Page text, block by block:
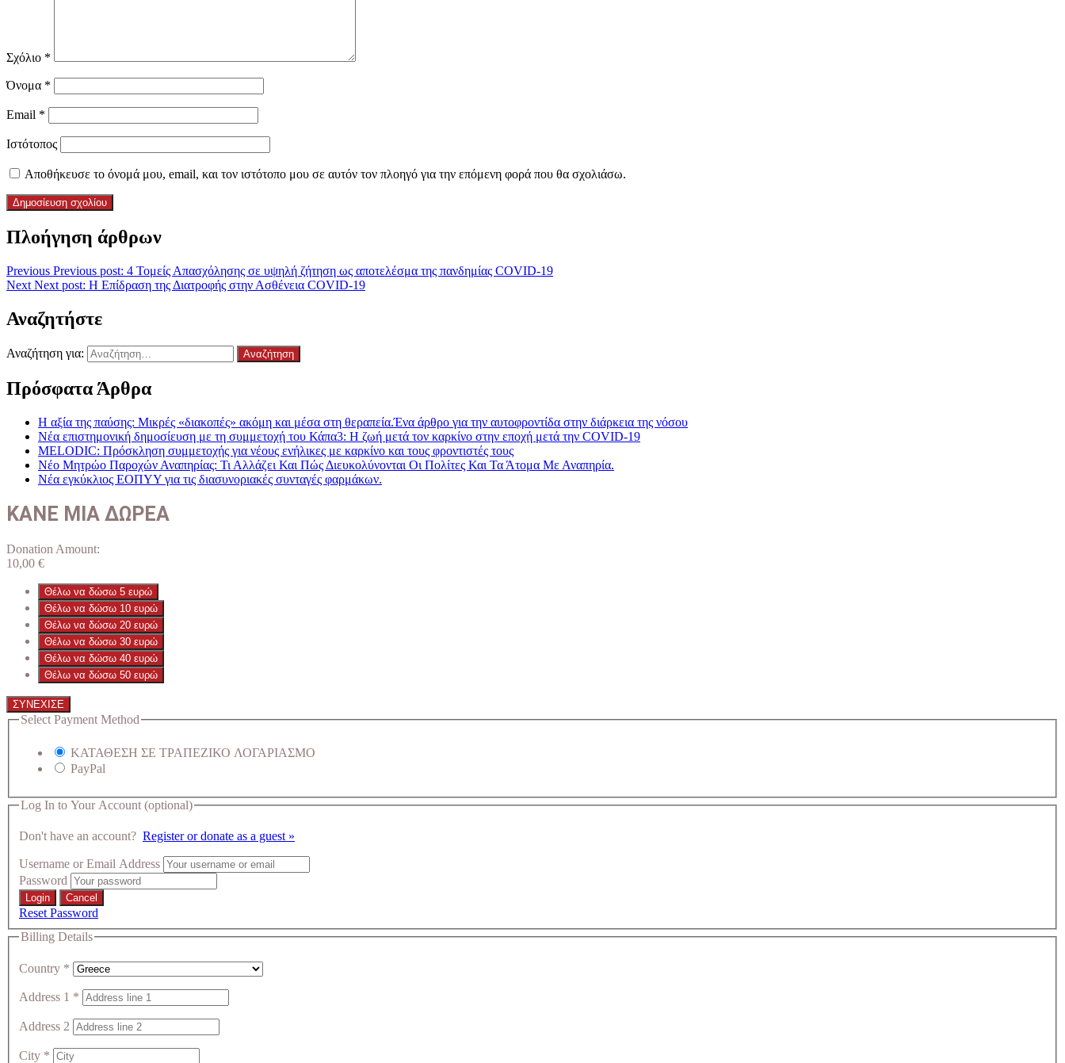
Σχόλιο *
Όνομα *
Email *
Ιστότοπος
Αποθήκευσε το όνομά μου, email, και τον ιστότοπο μου σε αυτόν τον πλοηγό για την επόμενη φορά που θα σχολιάσω.
Πλοήγηση άρθρων
Previous Previous post: 4 Τομείς Απασχόλησης σε υψηλή ζήτηση ως αποτελέσμα της πανδημίας COVID-19
Next Next post: Η Επίδραση της Διατροφής στην Ασθένεια COVID-19
Αναζητήστε
Αναζήτηση για:
Πρόσφατα Άρθρα
Η αξία της παύσης: Μικρές «διακοπές» ακόμη και μέσα στη θεραπεία.Ένα άρθρο για την αυτοφροντίδα στην διάρκεια της νόσου
Νέα επιστημονική δημοσίευση με τη συμμετοχή του Κάπα3: Η ζωή μετά τον καρκίνο στην εποχή μετά την COVID-19
MELODIC: Πρόσκληση συμμετοχής για νέους ενήλικες με καρκίνο και τους φροντιστές τους
Νέο Μητρώο Παροχών Αναπηρίας: Τι Αλλάζει Και Πώς Διευκολύνονται Οι Πολίτες Και Τα Άτομα Με Αναπηρία.
Νέα εγκύκλιος ΕΟΠΥΥ για τις διασυνοριακές συνταγές φαρμάκων.
ΚΑΝΕ ΜΙΑ ΔΩΡΕΑ
Donation Amount:
10,00 €
Θέλω να δώσω 5 ευρώ
Θέλω να δώσω 10 ευρώ
Θέλω να δώσω 20 ευρώ
Θέλω να δώσω 30 ευρώ
Θέλω να δώσω 40 ευρώ
Θέλω να δώσω 50 ευρώ
ΣΥΝΕΧΙΣΕ
Select Payment Method
ΚΑΤΑΘΕΣΗ ΣΕ ΤΡΑΠΕΖΙΚΟ ΛΟΓΑΡΙΑΣΜΟ
PayPal
Log In to Your Account (optional)
Don't have an account? Register or donate as a guest »
Username or Email Address
Password
Reset Password
Billing Details
Country *
Address 1 *
Address 2
City *